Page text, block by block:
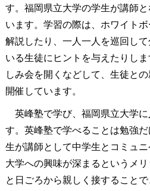
す。福岡県立大学の学生が講師
います。学習の際は、ホワイト
解説したり、一人一人を巡回し
いる生徒にヒントを与えたりし
しみ会を開くなどして、生徒と
開催しています。
英峰塾で学び、福岡県立大学に
す。英峰塾で学べることは勉強
生が講師として中学生とコミュ
大学への興味が深まるというメ
と日ごろから親しく接すること